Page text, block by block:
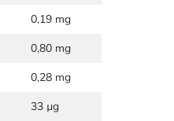
0,19 mg
0,80 mg
0,28 mg
33 µg